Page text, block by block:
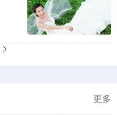
更多